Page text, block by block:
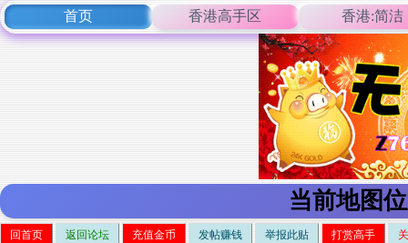
首页 香港高手区 香港:简洁
当前地图
回首页 返回论坛 充值金币 发帖赚钱 举报此贴 打赏高手